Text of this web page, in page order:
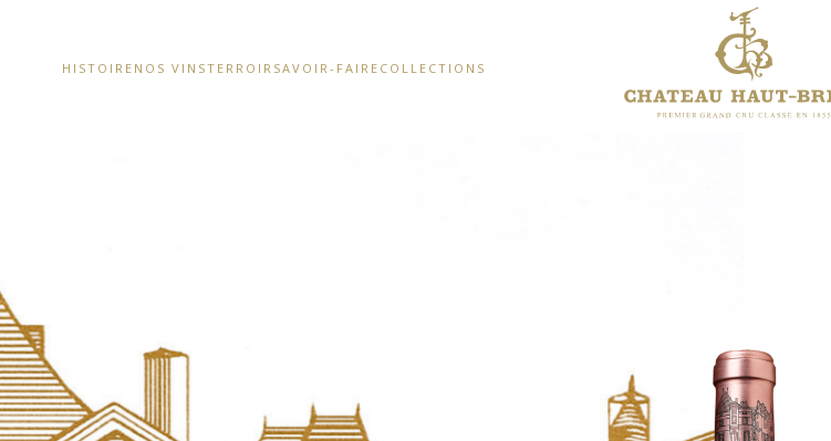
HISTOIRE NOS VINSTERROIR SAVOIR-FAIRE COLLECTIONS